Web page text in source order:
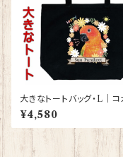
大きなトートバッグ・L｜コ
キシコインコ（ブラック）【
L-93】KYAPIArt きゃぴ
と
¥4,580